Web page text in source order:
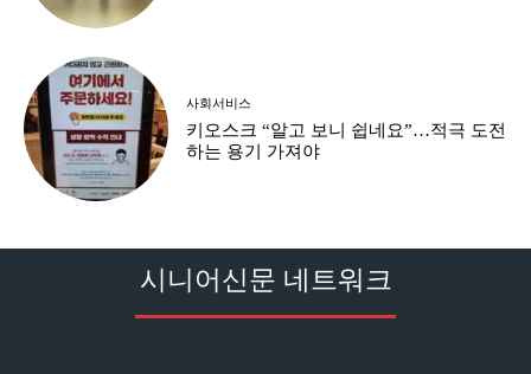
사회서비스
키오스크 “알고 보니 쉽네요”…적극 도전
하는 용기 가져야
시니어신문 네트워크